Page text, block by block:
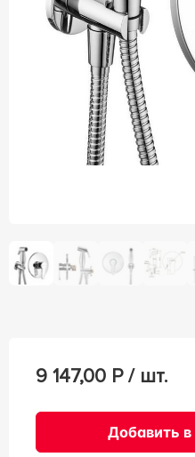
9 147,00 Р / шт.
Добавить в